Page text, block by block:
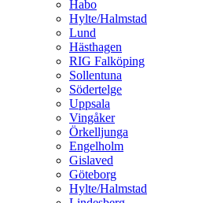
Habo
Hylte/Halmstad
Lund
Hästhagen
RIG Falköping
Sollentuna
Södertelge
Uppsala
Vingåker
Örkelljunga
Engelholm
Gislaved
Göteborg
Hylte/Halmstad